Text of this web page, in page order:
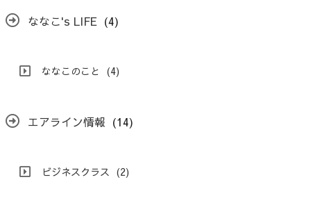
ななこ's LIFE (4)
ななこのこと (4)
エアライン情報 (14)
ビジネスクラス (2)